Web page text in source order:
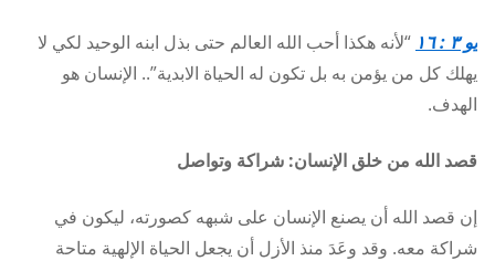
يو ٣ : ١٦
“لأنه هكذا أحب الله العالم حتى بذل ابنه الوحيد لكي لا
يهلك كل من يؤمن به بل تكون له الحياة الابدية”.. الإنسان هو
الهدف.
قصد الله من خلق الإنسان: شراكة وتواصل
إن قصد الله أن يصنع الإنسان على شبهه كصورته، ليكون في
شراكة معه. وقد وعَدَ منذ الأزل أن يجعل الحياة الإلهية متاحة